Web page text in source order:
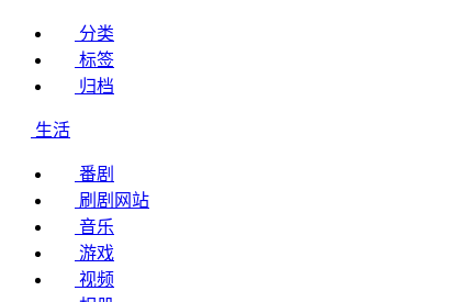
分类
标签
归档
生活
番剧
刷剧网站
音乐
游戏
视频